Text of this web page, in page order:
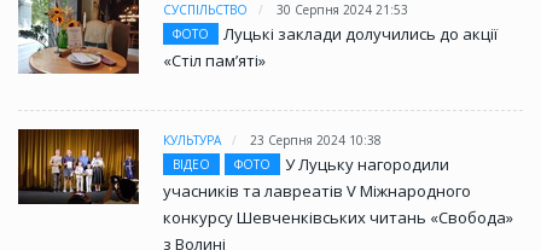
СУСПІЛЬСТВО
30 Серпня 2024 21:53
ФОТО
Луцькі заклади долучились до акції
«Стіл памʼяті»
КУЛЬТУРА
23 Серпня 2024 10:38
ВІДЕО
ФОТО
У Луцьку нагородили
учасників та лавреатів V Міжнародного
конкурсу Шевченківських читань «Свобода»
з Волині